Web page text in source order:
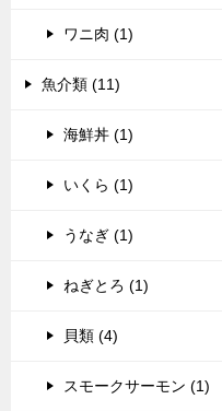
ワニ肉 (1)
魚介類 (11)
海鮮丼 (1)
いくら (1)
うなぎ (1)
ねぎとろ (1)
貝類 (4)
スモークサーモン (1)